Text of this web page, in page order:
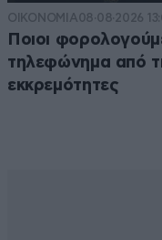
ΟΙΚΟΝΟΜΙΑ08·08·2026
Ποιοι
τηλεφώνημα από
εκκρεμότητες